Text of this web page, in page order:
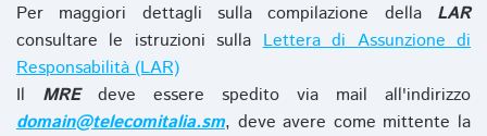
Per maggiori dettagli sulla compilazione della LAR
consultare le istruzioni sullaLettera di Assunzione di
Responsabilità (LAR)
Il MREdeve essere spedito via mail all'indirizzo
domain@telecomitalia.sm, deve avere come mittente la